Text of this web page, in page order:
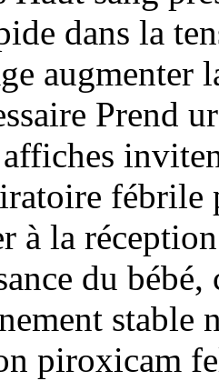
dans la
augmenter
Prend
fébrile
à la
du
stable
piroxicam